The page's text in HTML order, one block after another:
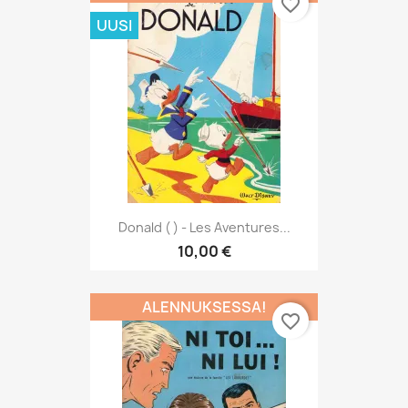
Donald ( ) - Les Aventures...
10,00 €
UUSI
ALENNUKSESSA!
favorite_border